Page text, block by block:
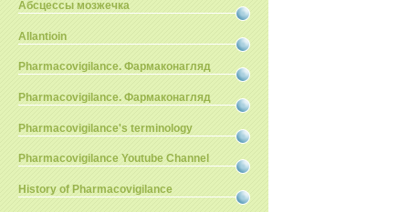
Абсцессы мозжечка
Allantioin
Pharmacovigilance. Фармаконагляд
Pharmacovigilance. Фармаконагляд
Pharmacovigilance's terminology
Pharmacovigilance Youtube Channel
History of Pharmacovigilance